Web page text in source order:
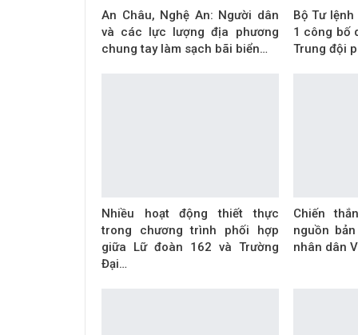
An Châu, Nghệ An: Người dân
và các lực lượng địa phương
chung tay làm sạch bãi biển…
Bộ Tư
1 công bố
Trung đội
Nhiều hoạt động thiết thực
trong chương trình phối hợp
giữa Lữ đoàn 162 và Trường
Đại…
Chiến
nguồn
nhân dân